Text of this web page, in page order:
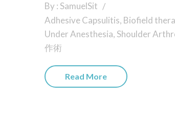
By : SamuelSit
Adhesive Capsulitis, Biofield
Under Anesthesia, Shoulder
作術
Read More